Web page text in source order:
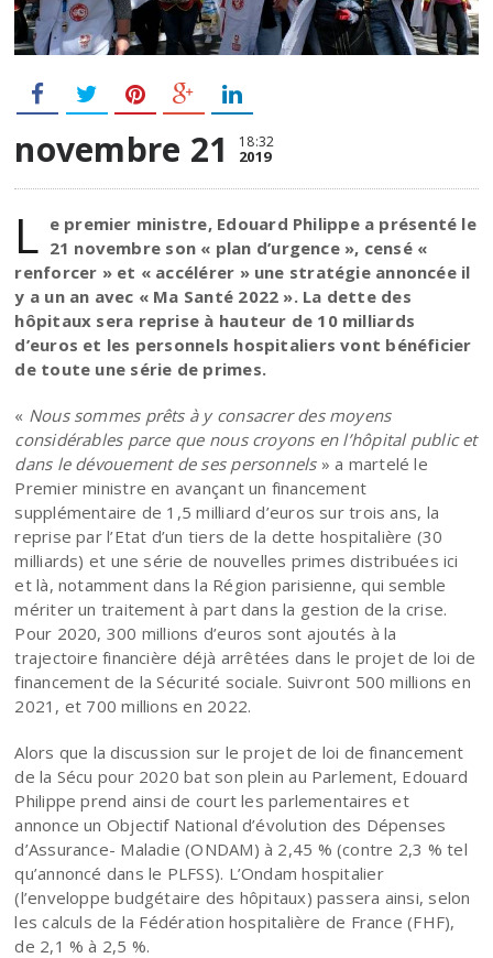
novembre 21 18:32
2019
L e premier ministre, Edouard Philippe a présenté le
21 novembre son « plan d’urgence », censé «
renforcer » et « accélérer » une stratégie annoncée il
y a un an avec « Ma Santé 2022 ». La dette des
hôpitaux sera reprise à hauteur de 10 milliards
d’euros et les personnels hospitaliers vont bénéficier
de toute une série de primes.
« Nous sommes prêts à y consacrer des moyens
considérables parce que nous croyons en l’hôpital public et
dans le dévouement de ses personnels » a martelé le
Premier ministre en avançant un financement
supplémentaire de 1,5 milliard d’euros sur trois ans, la
reprise par l’Etat d’un tiers de la dette hospitalière (30
milliards) et une série de nouvelles primes distribuées ici
et là, notamment dans la Région parisienne, qui semble
mériter un traitement à part dans la gestion de la crise.
Pour 2020, 300 millions d’euros sont ajoutés à la
trajectoire financière déjà arrêtées dans le projet de loi de
financement de la Sécurité sociale. Suivront 500 millions en
2021, et 700 millions en 2022.
Alors que la discussion sur le projet de loi de financement
de la Sécu pour 2020 bat son plein au Parlement, Edouard
Philippe prend ainsi de court les parlementaires et
annonce un Objectif National d’évolution des Dépenses
d’Assurance- Maladie (ONDAM) à 2,45 % (contre 2,3 % tel
qu’annoncé dans le PLFSS). L’Ondam hospitalier
(l’enveloppe budgétaire des hôpitaux) passera ainsi, selon
les calculs de la Fédération hospitalière de France (FHF),
de 2,1 % à 2,5 %.